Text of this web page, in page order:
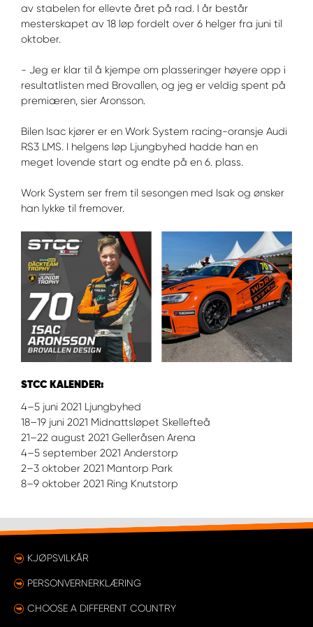
av stabelen for ellevte året på rad. I år består
mesterskapet av 18 løp fordelt over 6 helger fra juni til
oktober.
- Jeg er klar til å kjempe om plasseringer høyere opp i
resultatlisten med Brovallen, og jeg er veldig spent på
premiæren, sier Aronsson.
Bilen Isac kjører er en Work System racing-oransje Audi
RS3 LMS. I helgens løp Ljungbyhed hadde han en
meget lovende start og endte på en 6. plass.
Work System ser frem til sesongen med Isak og ønsker
han lykke til fremover.
STCC KALENDER:
4–5 juni 2021 Ljungbyhed
18–19 juni 2021 Midnattsløpet Skellefteå
21–22 august 2021 Gelleråsen Arena
4–5 september 2021 Anderstorp
2–3 oktober 2021 Mantorp Park
8–9 oktober 2021 Ring Knutstorp
KJØPSVILKÅR
PERSONVERNERKLÆRING
CHOOSE A DIFFERENT COUNTRY